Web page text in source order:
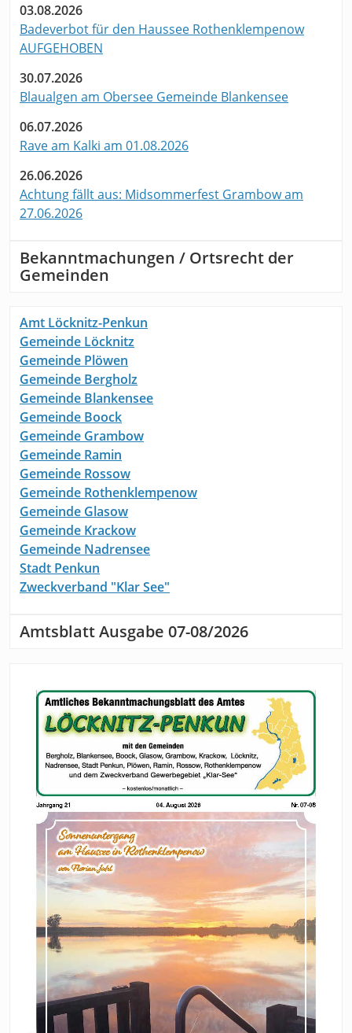
03.08.2026
Badeverbot für den Haussee Rothenklempenow
AUFGEHOBEN
30.07.2026
Blaualgen am Obersee Gemeinde Blankensee
06.07.2026
Rave am Kalki am 01.08.2026
26.06.2026
Achtung fällt aus: Midsommerfest Grambow am
27.06.2026
Bekanntmachungen / Ortsrecht der
Gemeinden
Amt Löcknitz-Penkun
Gemeinde Löcknitz
Gemeinde Plöwen
Gemeinde Bergholz
Gemeinde Blankensee
Gemeinde Boock
Gemeinde Grambow
Gemeinde Ramin
Gemeinde Rossow
Gemeinde Rothenklempenow
Gemeinde Glasow
Gemeinde Krackow
Gemeinde Nadrensee
Stadt Penkun
Zweckverband "Klar See"
Amtsblatt Ausgabe 07-08/2026